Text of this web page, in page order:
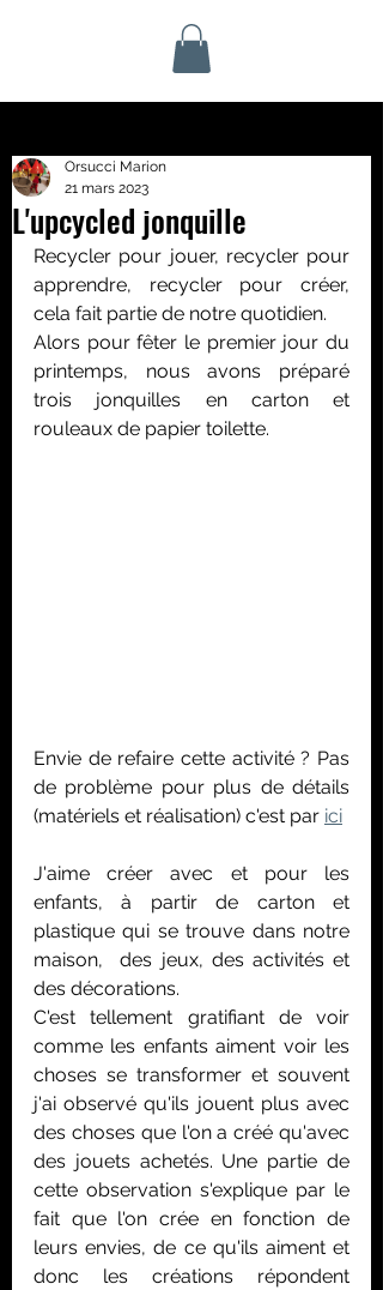
L'upcycled jonquille
Orsucci Marion
21 mars 2023
Recycler pour jouer, recycler pour
apprendre, recycler pour créer,
cela fait partie de notre quotidien.
Alors pour fêter le premier jour du
printemps, nous avons préparé
trois jonquilles en carton et
rouleaux de papier toilette.
Envie de refaire cette activité ? Pas
de problème pour plus de détails
(matériels et réalisation) c'est par ici
J'aime créer avec et pour les
enfants, à partir de carton et
plastique qui se trouve dans notre
maison,  des jeux, des activités et
des décorations.
C'est tellement gratifiant de voir
comme les enfants aiment voir les
choses se transformer et souvent
j'ai observé qu'ils jouent plus avec
des choses que l'on a créé qu'avec
des jouets achetés. Une partie de
cette observation s'explique par le
fait que l'on crée en fonction de
leurs envies, de ce qu'ils aiment et
donc les créations répondent